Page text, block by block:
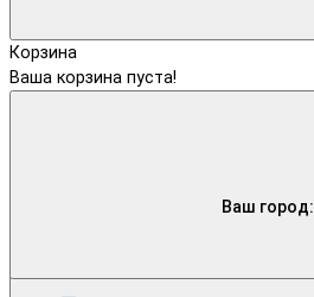
Ваш город:
Корзина
Ваша корзина пуста!